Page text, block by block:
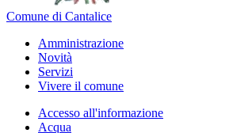
Comune di Cantalice
Amministrazione
Novità
Servizi
Vivere il comune
Accesso all'informazione
Acqua